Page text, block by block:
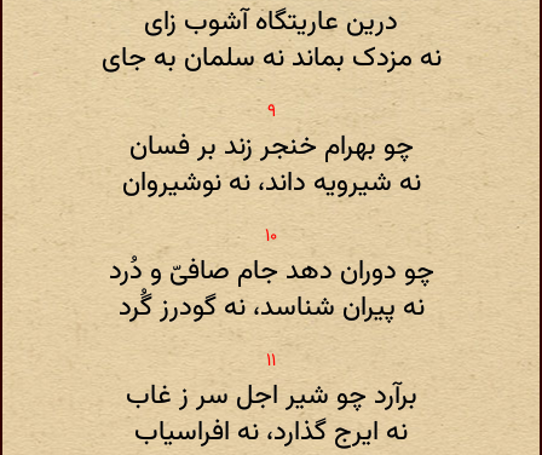
درین عاریتگاه آشوب زای
نه مزدک بماند نه سلمان به جای
چو بهرام خنجر زند بر فسان
نه شیرویه داند، نه نوشیروان
چو دوران دهد جام صافیّ و دُرد
نه پیران شناسد، نه گودرز گُرد
برآرد چو شیر اجل سر ز غاب
نه ایرج گذارد، نه افراسیاب